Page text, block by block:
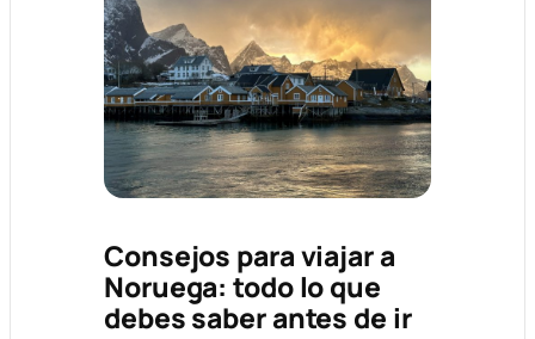
Consejos para viajar a
Noruega: todo lo que
debes saber antes de ir